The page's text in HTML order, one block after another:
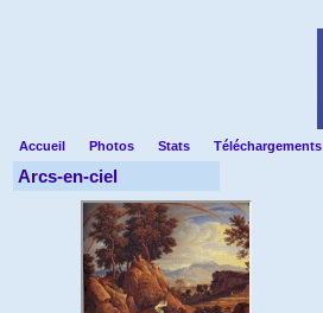
Accueil Photos Stats Téléchargements
Arcs-en-ciel